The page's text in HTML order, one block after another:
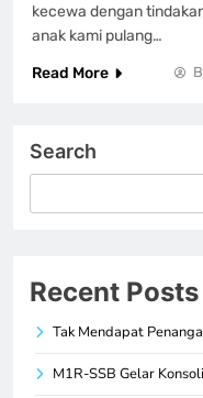
kecewa dengan
anak kami pulang…
Read More
Search
Recent Posts
Tak Mendapat
M1R-SSB Gelar